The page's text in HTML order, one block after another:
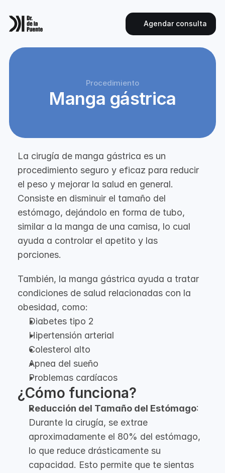
Agendar consulta
Procedimiento
Manga gástrica
La cirugía de manga gástrica es un
procedimiento seguro y eficaz para reducir
el peso y mejorar la salud en general.
Consiste en disminuir el tamaño del
estómago, dejándolo en forma de tubo,
similar a la manga de una camisa, lo cual
ayuda a controlar el apetito y las
porciones.
También, la manga gástrica ayuda a tratar
condiciones de salud relacionadas con la
obesidad, como:
Diabetes tipo 2
Hipertensión arterial
Colesterol alto
Apnea del sueño
Problemas cardíacos
¿Cómo funciona?
Reducción del Tamaño del Estómago:
Durante la cirugía, se extrae
aproximadamente el 80% del estómago,
lo que reduce drásticamente su
capacidad. Esto permite que te sientas